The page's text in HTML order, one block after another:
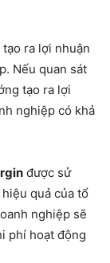
ra lợi nhuận
Nếu quan sát
tạo ra lợi
nghiệp có khả
được sử
quả của tổ
nghiệp sẽ
phí hoạt động